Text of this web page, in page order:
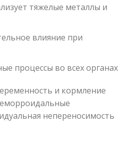
тяжелые металлы и
влияние при
процессы во всех органах
и кормление
непереносимость